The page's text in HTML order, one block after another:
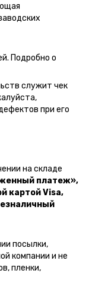
Подробно о
служит чек
при его
на складе
платеж»,
картой Visa,
посылки,
компании и не
пленки,